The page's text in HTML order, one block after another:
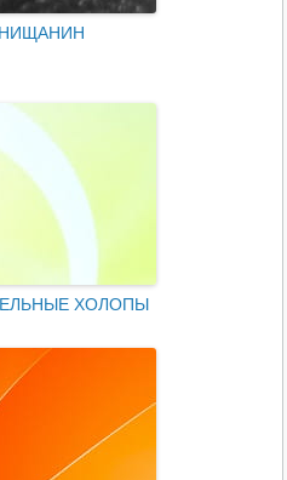
ХОЛОПЫ